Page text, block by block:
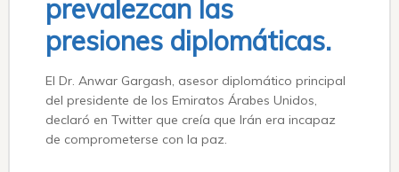
prevalezcan las
presiones diplomáticas.
El Dr. Anwar Gargash, asesor diplomático principal
del presidente de los Emiratos Árabes Unidos,
declaró en Twitter que creía que Irán era incapaz
de comprometerse con la paz.